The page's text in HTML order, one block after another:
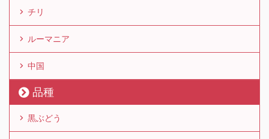
チリ
ルーマニア
中国
品種
黒ぶどう